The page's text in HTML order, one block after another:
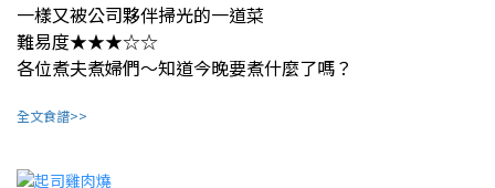
一樣又被公司夥伴掃光的一道菜
難易度★★★☆☆
各位煮夫煮婦們～知道今晚要煮什麼了嗎？
全文食譜>>